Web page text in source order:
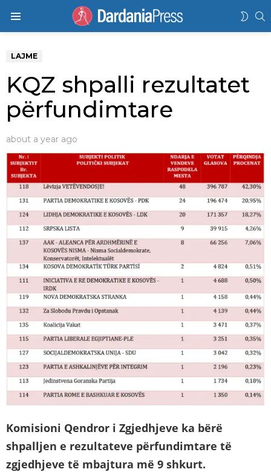
LAJME
KQZ shpalli rezultatet
përfundimtare
about a year ago
Komisioni Qendror i Zgjedhjeve ka bërë
shpalljen e rezultateve përfundimtare të
zgjedhjeve të mbajtura më 9 shkurt.